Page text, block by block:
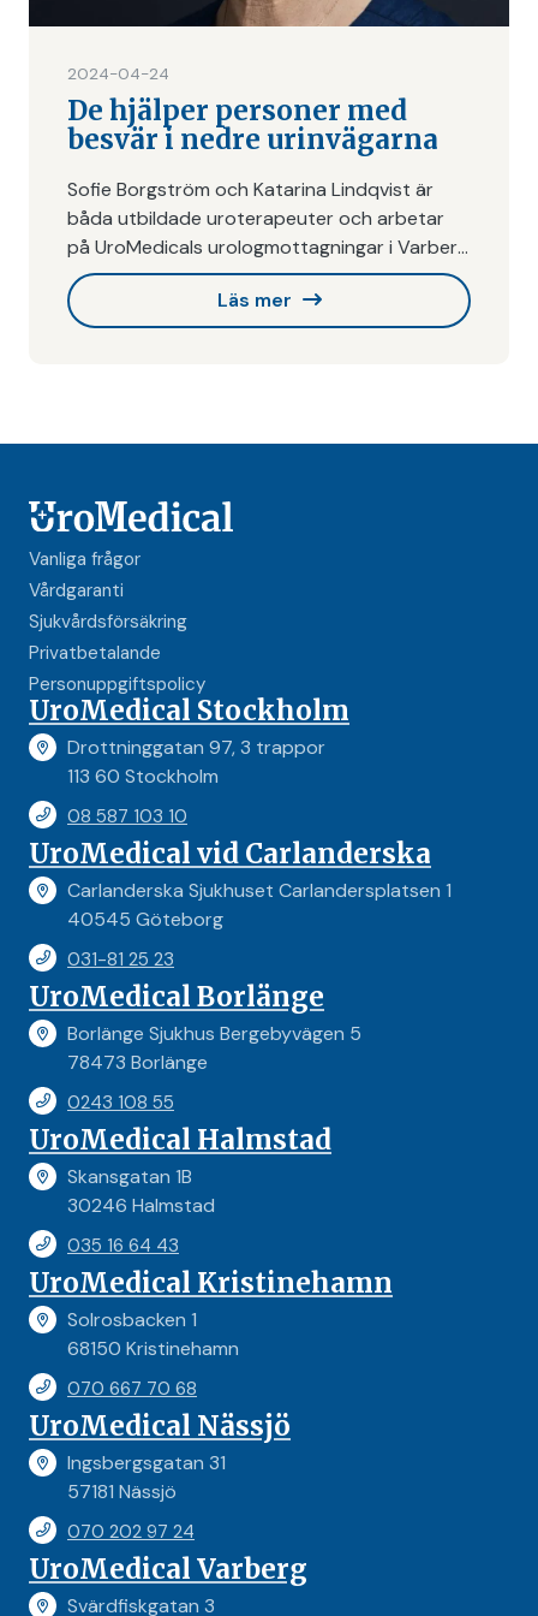
2024-04-24
De hjälper personer med
besvär i nedre urinvägarna
Sofie Borgström och Katarina Lindqvist är
båda utbildade uroterapeuter och arbetar
på UroMedicals urologmottagningar i Varberg
och Halmstad. Båda är distriktsjuksköterskor i
grunden och har arbetat…
Läs mer
Vanliga frågor
Vårdgaranti
Sjukvårdsförsäkring
Privatbetalande
Personuppgiftspolicy
UroMedical Stockholm
Drottninggatan 97, 3 trappor
113 60 Stockholm
08 587 103 10
UroMedical vid Carlanderska
Carlanderska Sjukhuset Carlandersplatsen 1
40545 Göteborg
031-81 25 23
UroMedical Borlänge
Borlänge Sjukhus Bergebyvägen 5
78473 Borlänge
0243 108 55
UroMedical Halmstad
Skansgatan 1B
30246 Halmstad
035 16 64 43
UroMedical Kristinehamn
Solrosbacken 1
68150 Kristinehamn
070 667 70 68
UroMedical Nässjö
Ingsbergsgatan 31
57181 Nässjö
070 202 97 24
UroMedical Varberg
Svärdfiskgatan 3